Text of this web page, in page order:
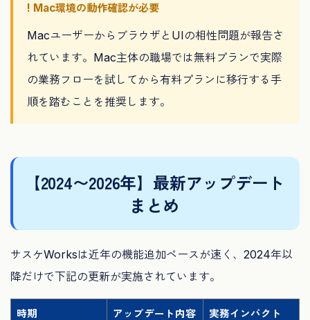
! Mac環境の動作確認が必要
MacユーザーからブラウザとUIの相性問題が報告さ
れています。Mac主体の職場では無料プランで実際
の業務フローを試してから有料プランに移行する手
順を踏むことを推奨します。
【2024〜2026年】最新アップデート
まとめ
サスケWorksは近年の機能追加ペースが速く、2024年以
降だけで下記の更新が実施されています。
時期 アップデート内容 実務インパクト